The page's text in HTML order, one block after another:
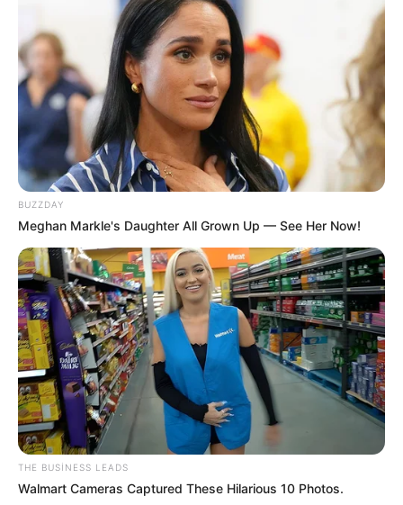
19:37 / 06 Avqust 2026 CƏMİYYƏT
Nazirlik küləklə bağlı XƏBƏRDARLIQ
ETDİ -Dənizə GİRMƏYİN
76 0 0
BUZZDAY
Meghan Markle's Daughter All Grown Up — See Her Now!
THE BUSINESS LEADS
Walmart Cameras Captured These Hilarious 10 Photos.